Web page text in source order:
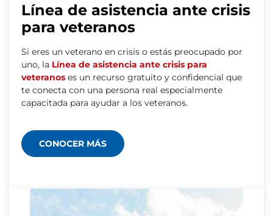
Línea de asistencia ante crisis
para veteranos
Si eres un veterano en crisis o estás preocupado por
uno, la Línea de asistencia ante crisis para
veteranos es un recurso gratuito y confidencial que
te conecta con una persona real especialmente
capacitada para ayudar a los veteranos.
CONOCER MÁS